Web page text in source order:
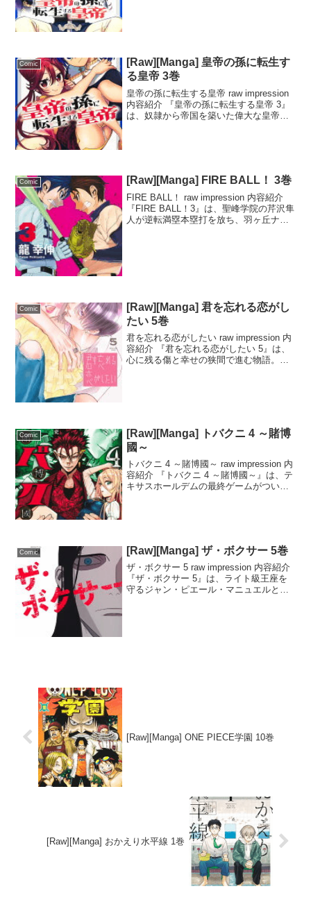
Comic
[Raw][Manga] 皇帝の孫に転生す
る皇帝 3巻
皇帝の孫に転生する皇帝 raw impression
内容紹介 『皇帝の孫に転生する皇帝 3』
は、奴隷から帝国を築いた偉大な皇帝テ
Comic [Raw][Manga] FIRE BALL！ 3巻
FIRE BALL！ raw impression 内容紹介
『FIRE BALL！3』は、聖峰学院の芹沢隼
人が逆転満塁本塁打を放ち、羽ヶ丘ナイ
Comic
[Raw][Manga] 君を忘れる恋がし
たい 5巻
君を忘れる恋がしたい raw impression 内
容紹介 『君を忘れる恋がしたい 5』は、
心に残る傷と幸せの狭間で進む物語。瀬
Comic
[Raw][Manga] トバクニ 4 ～賭博
國～
トバクニ 4 ～賭博國～ raw impression 内
容紹介 『トバクニ 4 ～賭博國～』は、テ
キサスホールデムの最終ゲームがついに
Comic [Raw][Manga] ザ・ボクサー 5巻
ザ・ボクサー 5 raw impression 内容紹介
『ザ・ボクサー 5』は、ライト級王座を
守るジャン・ピエール・マニュエルと、
[Raw][Manga] ONE PIECE学園 10巻
[Raw][Manga] おかえり水平線 1巻